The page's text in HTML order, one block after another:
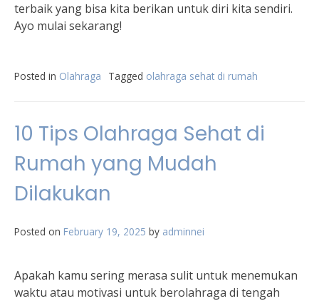
terbaik yang bisa kita berikan untuk diri kita sendiri.
Ayo mulai sekarang!
Posted in Olahraga Tagged olahraga sehat di rumah
10 Tips Olahraga Sehat di
Rumah yang Mudah
Dilakukan
Posted on February 19, 2025 by adminnei
Apakah kamu sering merasa sulit untuk menemukan
waktu atau motivasi untuk berolahraga di tengah